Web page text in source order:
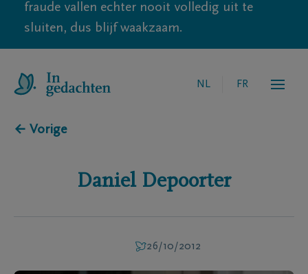
fraude vallen echter nooit volledig uit te
sluiten, dus blijf waakzaam.
NL FR
← Vorige
Daniel Depoorter
26/10/2012